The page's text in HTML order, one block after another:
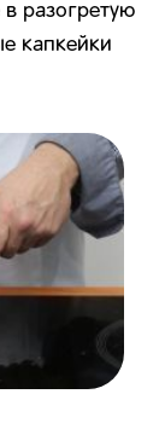
в разогретую
капкейки